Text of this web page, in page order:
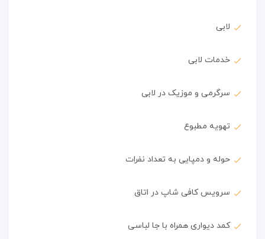
لابی
خدمات لابی
سرگرمی و موزیک در لابی
تهویه مطبوع
حوله و دمپایی به تعداد نفرات
سرویس کافی شاپ در اتاق
کمد دیواری همراه با جا لباسی